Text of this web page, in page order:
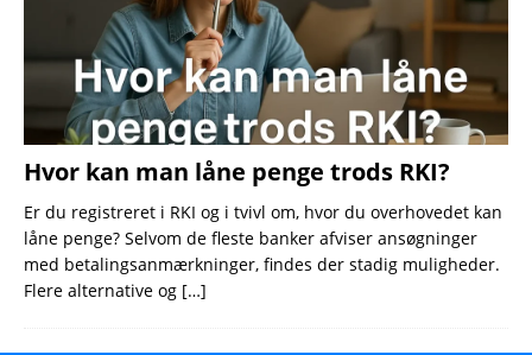
Hvor kan man låne penge trods RKI?
Er du registreret i RKI og i tvivl om, hvor du overhovedet kan
låne penge? Selvom de fleste banker afviser ansøgninger
med betalingsanmærkninger, findes der stadig muligheder.
Flere alternative og […]